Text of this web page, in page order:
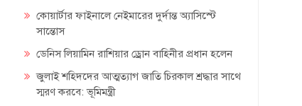
কোয়ার্টার ফাইনালে নেইমারের দুর্দান্ত অ্যাসিস্টে
সান্তোস
ডেনিস লিয়ামিন রাশিয়ার ড্রোন বাহিনীর প্রধান হলেন
জুলাই শহিদদের আত্মত্যাগ জাতি চিরকাল শ্রদ্ধার সাথে
স্মরণ করবে: ভূমিমন্ত্রী